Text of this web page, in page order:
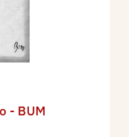
- BUM